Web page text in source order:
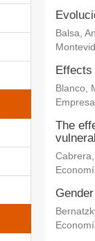
Balsa,
Effects
Blanco,
The